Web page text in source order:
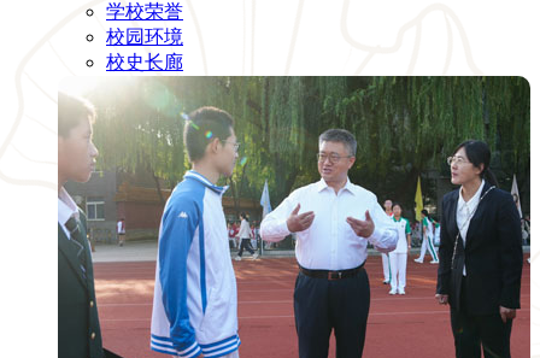
学校荣誉
校园环境
校史长廊